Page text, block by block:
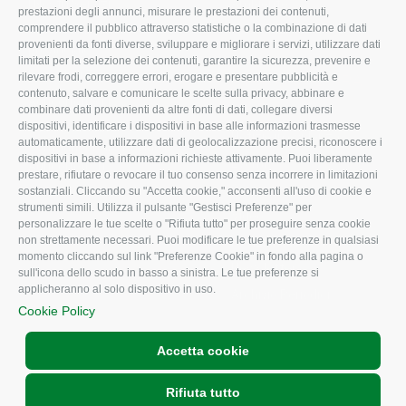
prestazioni degli annunci, misurare le prestazioni dei contenuti,
comprendere il pubblico attraverso statistiche o la combinazione di dati
provenienti da fonti diverse, sviluppare e migliorare i servizi, utilizzare dati
limitati per la selezione dei contenuti, garantire la sicurezza, prevenire e
rilevare frodi, correggere errori, erogare e presentare pubblicità e
contenuto, salvare e comunicare le scelte sulla privacy, abbinare e
combinare dati provenienti da altre fonti di dati, collegare diversi
dispositivi, identificare i dispositivi in base alle informazioni trasmesse
automaticamente, utilizzare dati di geolocalizzazione precisi, riconoscere i
dispositivi in base a informazioni richieste attivamente. Puoi liberamente
prestare, rifiutare o revocare il tuo consenso senza incorrere in limitazioni
sostanziali. Cliccando su "Accetta cookie," acconsenti all'uso di cookie e
strumenti simili. Utilizza il pulsante "Gestisci Preferenze" per
personalizzare le tue scelte o "Rifiuta tutto" per proseguire senza cookie
non strettamente necessari. Puoi modificare le tue preferenze in qualsiasi
momento cliccando sul link "Preferenze Cookie" in fondo alla pagina o
sull'icona dello scudo in basso a sinistra. Le tue preferenze si
applicheranno al solo dispositivo in uso.
Cookie Policy
Accetta cookie
Rifiuta tutto
I Nostri Servizi
Uffici della Sede
provinciale
Le Sedi di Zona
Agricoltori S.r.l.
Whistleblowing
Confagricoltura Rovigo e
Agricoltori srl
Ambiente
Associazione
CONFAGRICOLTURA
ATTIVA
Notizie in evidenza
Eventi
Comunicati Stampa
Video
Iscrizione Newsletter
Newsletter